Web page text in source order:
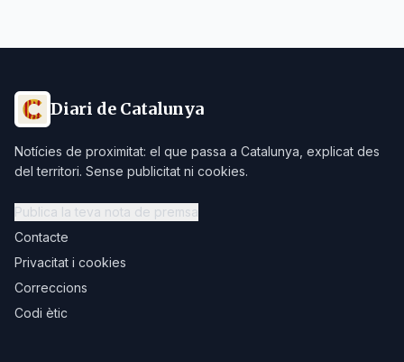
Diari de Catalunya
Notícies de proximitat: el que passa a Catalunya, explicat des
del territori. Sense publicitat ni cookies.
Publica la teva nota de premsa
Contacte
Privacitat i cookies
Correccions
Codi ètic